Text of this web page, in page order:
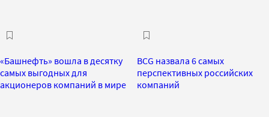
«Башнефть» вошла в десятку
самых выгодных для
акционеров компаний в мире
BCG назвала 6 самых
перспективных российских
компаний